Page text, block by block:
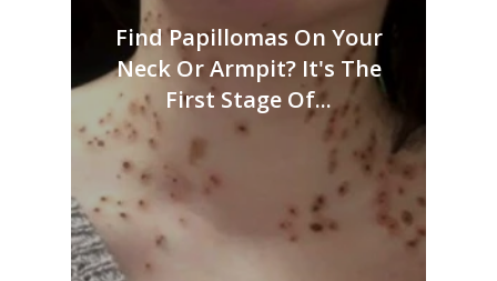
Find Papillomas On Your
Neck Or Armpit? It's The
First Stage Of...